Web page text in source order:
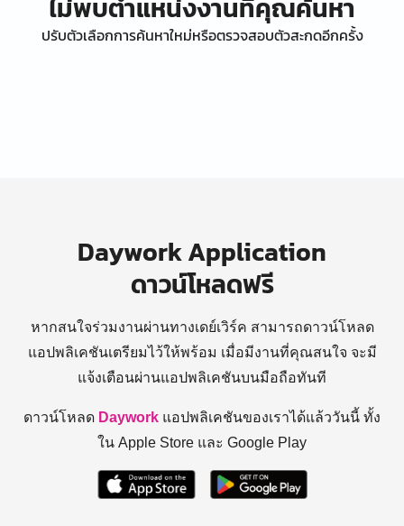
ไม่พบตำแหน่งงานที่คุณค้นหา
ปรับตัวเลือกการค้นหาใหม่หรือตรวจสอบตัวสะกดอีกครั้ง
Daywork Application
ดาวน์โหลดฟรี
หากสนใจร่วมงานผ่านทางเดย์เวิร์ค สามารถดาวน์โหลด
แอปพลิเคชันเตรียมไว้ให้พร้อม เมื่อมีงานที่คุณสนใจ จะมี
แจ้งเตือนผ่านแอปพลิเคชันบนมือถือทันที
ดาวน์โหลด Daywork แอปพลิเคชันของเราได้แล้ววันนี้ ทั้ง
ใน Apple Store และ Google Play